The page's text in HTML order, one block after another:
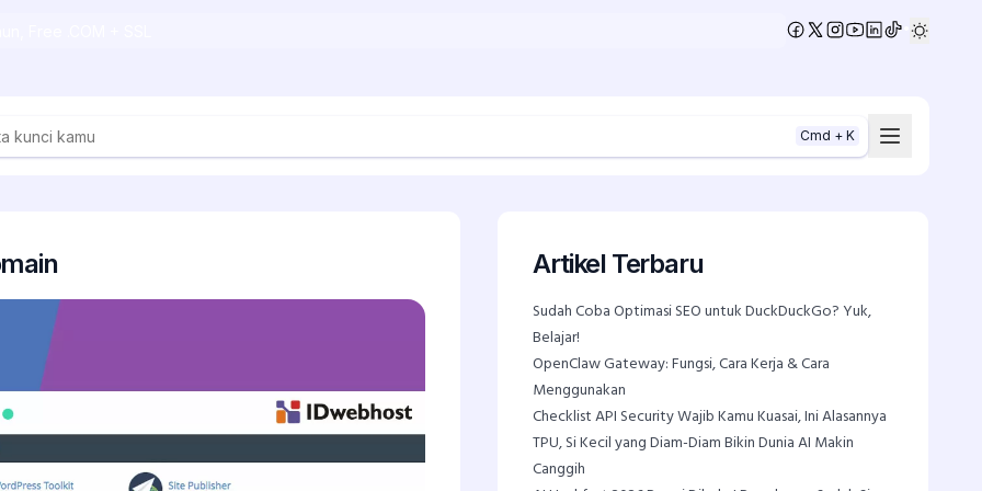
Cmd + K
Artikel Terbaru
Sudah Coba Optimasi SEO untuk DuckDuckGo? Yuk,
Belajar!
OpenClaw Gateway: Fungsi, Cara Kerja & Cara
Menggunakan
Checklist API Security Wajib Kamu Kuasai, Ini Alasannya
TPU, Si Kecil yang Diam-Diam Bikin Dunia AI Makin
Canggih